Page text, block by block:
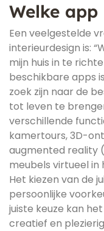
Welke
Een veelgestelde
interieurdesign is:
mijn huis in te
beschikbare apps
zoek zijn naar de
tot leven te
verschillende
kamertours, 3D-
augmented reality
meubels virtueel in
Het kiezen van de
persoonlijke
juiste keuze kan
creatief en